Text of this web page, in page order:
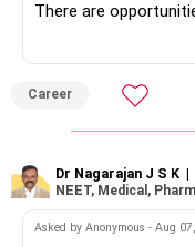
However, do not
» Funds You
You mentioned:
– Axis Consumption
– HDFC Multicap
– HDFC Multicap 50/
There are
than IT. The choice
constantly evolving,
challenges after
to enhance your job
BEST WISHES.
Career
Dr Nagarajan J S K |
NEET, Medical,
Asked by Anonymous - Aug